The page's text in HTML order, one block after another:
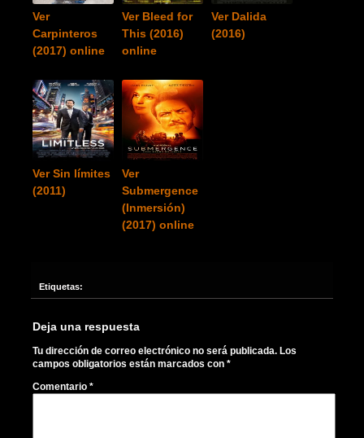
Ver
Carpinteros
(2017) online
Ver Bleed for
This (2016)
online
Ver Dalida
(2016)
Ver Sin límites
(2011)
Ver
Submergence
(Inmersión)
(2017) online
Etiquetas:
Deja una respuesta
Tu dirección de correo electrónico no será publicada. Los
campos obligatorios están marcados con *
Comentario *